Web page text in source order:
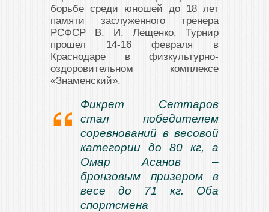
борьбе среди юношей до 18 лет
памяти заслуженного тренера
РСФСР В. И. Лещенко. Турнир
прошел 14-16 февраля в
Краснодаре в физкультурно-
оздоровительном комплексе
«Знаменский».
Фикрет Сеттаров
стал победителем
соревнований в весовой
категории до 80 кг, а
Омар Асанов –
бронзовым призером в
весе до 71 кг. Оба
спортсмена